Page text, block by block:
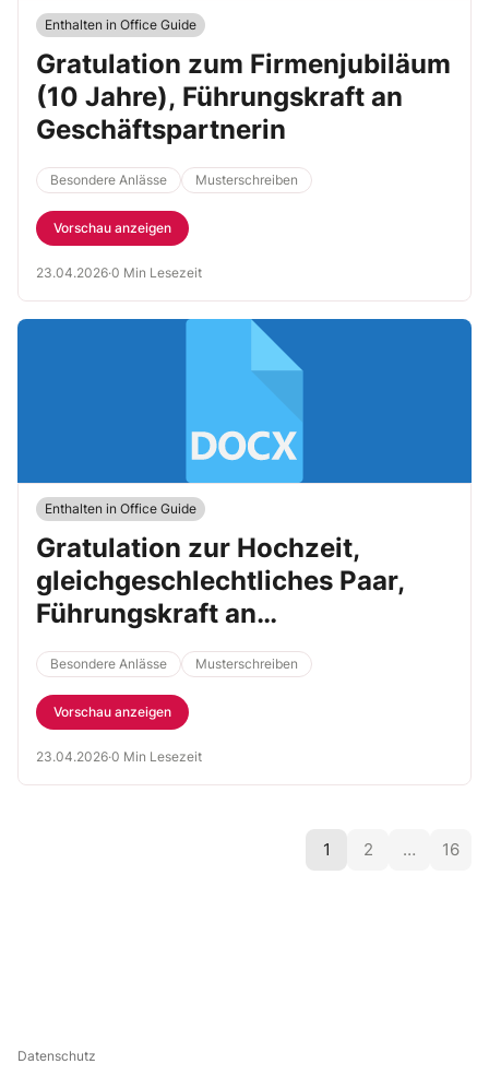
Enthalten in Office Guide
Gratulation zum Firmenjubiläum
(10 Jahre), Führungskraft an
Geschäftspartnerin
Besondere Anlässe Musterschreiben
Vorschau anzeigen
23.04.2026·0 Min Lesezeit
Enthalten in Office Guide
Gratulation zur Hochzeit,
gleichgeschlechtliches Paar,
Führungskraft an
Geschäftspartner
Besondere Anlässe Musterschreiben
Vorschau anzeigen
23.04.2026·0 Min Lesezeit
1 2 … 16
Datenschutz